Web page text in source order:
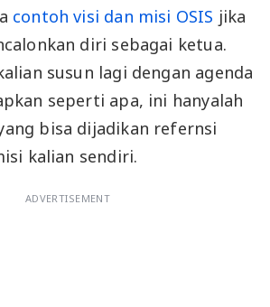
contoh visi dan misi OSIS jika
diri sebagai ketua.
susun lagi dengan agenda
seperti apa, ini hanyalah
bisa dijadikan refernsi
kalian sendiri.
ADVERTISEMENT